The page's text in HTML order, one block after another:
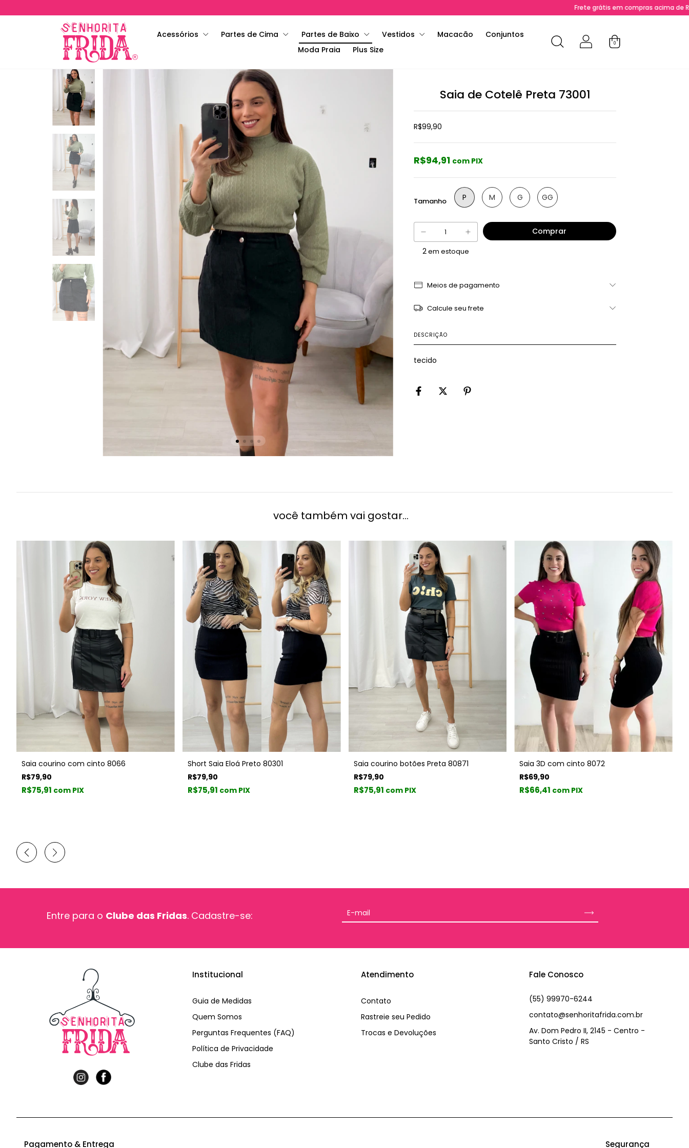
Frete grátis em compras acima de R$ 200 para
Acessórios Partes de Cima Partes de Baixo Vestidos Macacão
Conjuntos
Moda Praia
Plus Size
0
Saia de Cotelê Preta 73001
R$99,90
R$94,91 com PIX
Tamanho P M G GG
2em estoque
Meios de pagamento
Calcule seu frete
DESCRIÇÃO
tecido
você também vai gostar...
Saia courino com cinto 8066
R$79,90
R$75,91 com PIX
Short Saia Eloá Preto 80301
R$79,90
R$75,91 com PIX
Saia courino botões Preta 80871
R$79,90
R$75,91 com PIX
Saia 3D com cinto 8072
R$69,90
R$66,41 com PIX
Entre para o Clube das Fridas. Cadastre-se:
Institucional
Guia de Medidas
Quem Somos
Perguntas Frequentes (FAQ)
Política de Privacidade
Clube das Fridas
Atendimento
Contato
Rastreie seu Pedido
Trocas e Devoluções
Fale Conosco
(55) 99970-6244
contato@senhoritafrida.com.br
Av. Dom Pedro II, 2145 - Centro -
Santo Cristo / RS
Pagamento & Entrega Segurança